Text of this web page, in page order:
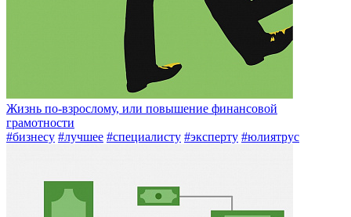
Жизнь по-взрослому, или повышение финансовой
грамотности
#бизнесу #лучшее #специалисту #эксперту #юлиятрус